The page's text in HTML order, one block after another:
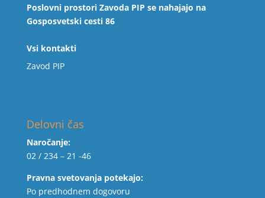
Poslovni prostori Zavoda PIP se nahajajo na
Gosposvetski cesti 86
Vsi kontakti
Zavod PIP
Delovni čas
Naročanje:
02 / 234 – 21 -46
Pravna svetovanja potekajo:
Po predhodnem dogovoru